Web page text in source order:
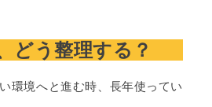
どう整理する？
環境へと進む時、長年使ってい